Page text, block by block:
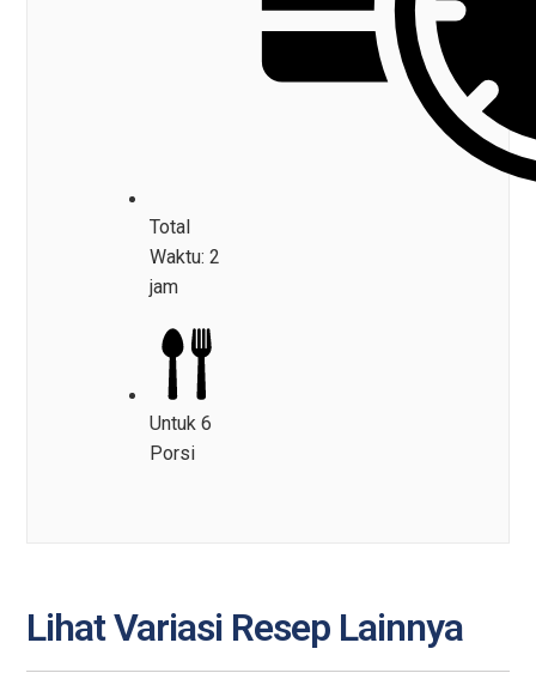
Total
Waktu: 2
jam
Untuk 6
Porsi
Lihat Variasi Resep Lainnya